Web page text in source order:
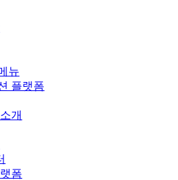
뉴
플랫폼
개
폼